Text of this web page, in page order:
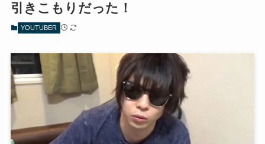
引きこもりだった！
YOUTUBER